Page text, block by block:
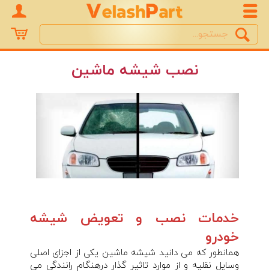
نصب شیشه ماشین
خدمات نصب و تعویض شیشه
خودرو
همانطور که می دانید شیشه ماشین یکی از اجزای اصلی
وسایل نقلیه و از موارد تاثیر گذار درهنگام رانندگی می
Search
جستجو